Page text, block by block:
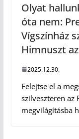
Olyat
óta nem:
Vígszínház
Himnuszt
2025.12.30.
Felejtse el a
szilveszteren az
megvilágításba